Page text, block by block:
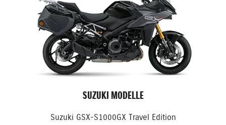
Im Jahr 2009 hat Reimund Bessel nach über 20 Jahren
Betriebszugehörigkeit SUHRAU'S MOTOSHOP
übernommen und führt es in gewohnt zuverlässiger und
freundlicher Art weiter.
Im Herbst 2011 wurde Verkauf und Werkstatt in den
nebenan freigewordenen Räumen mit nunmehr 600qm
Fläche zusammengelegt.
laden neben einem attraktiven Zubehörprogramm zum
bietet eine qualifizierte Kundenberatung und Betreuung
SUZUKI MODELLE
Suzuki GSX-S1000GX Travel Edition